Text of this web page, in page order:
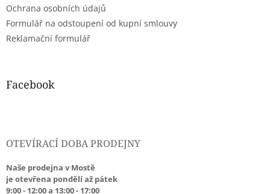
Ochrana osobních údajů
Formulář na odstoupení od kupní smlouvy
Reklamační formulář
Facebook
OTEVÍRACÍ DOBA PRODEJNY
Naše prodejna v Mostě
je otevřena pondělí až pátek
9:00 - 12:00 a 13:00 - 17:00